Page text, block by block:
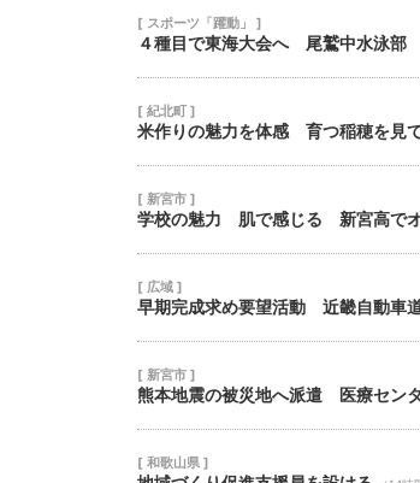
[ スポーツ「躍動」 ]
４種目で東海大会へ 尾鷲中水泳部
[ 紀北町 ]
米作りの魅力を体感 育つ稲穂を見
[ 新宮市 ]
学校の魅力 肌で感じる 新宮高で
[ 広域 ]
早期完成求め要望活動 近畿自動車
[ 新宮市 ]
熊本地震の被災地へ派遣 医療セン
[ 和歌山県 ]